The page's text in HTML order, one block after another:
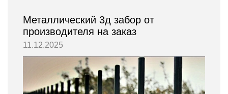
Металлический 3д забор от
производителя на заказ
11.12.2025